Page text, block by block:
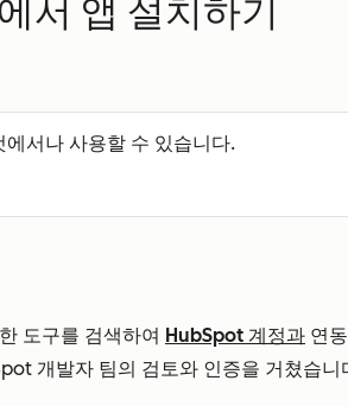
서 앱 설치하기
에서나 사용할 수 있습니다.
도구를 검색하여 HubSpot 계정과 연
개발자 팀의 검토와 인증을 거쳤습니